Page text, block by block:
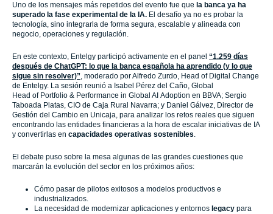
Uno de los mensajes más repetidos del evento fue que la banca ya ha
superado la fase experimental de la IA. El desafío ya no es probar la
tecnología, sino integrarla de forma segura, escalable y alineada con
negocio, operaciones y regulación.
En este contexto, Entelgy participó activamente en el panel “1.259 días
después de ChatGPT: lo que la banca española ha aprendido (y lo que
sigue sin resolver)”, moderado por Alfredo Zurdo, Head of Digital Change
de Entelgy. La sesión reunió a Isabel Pérez del Caño, Global
Head of Portfolio & Performance in Global AI Adoption en BBVA; Sergio
Taboada Platas, CIO de Caja Rural Navarra; y Daniel Gálvez, Director de
Gestión del Cambio en Unicaja, para analizar los retos reales que siguen
encontrando las entidades financieras a la hora de escalar iniciativas de IA
y convertirlas en capacidades operativas sostenibles.
El debate puso sobre la mesa algunas de las grandes cuestiones que
marcarán la evolución del sector en los próximos años:
Cómo pasar de pilotos exitosos a modelos productivos e
industrializados.
La necesidad de modernizar aplicaciones y entornos legacy para